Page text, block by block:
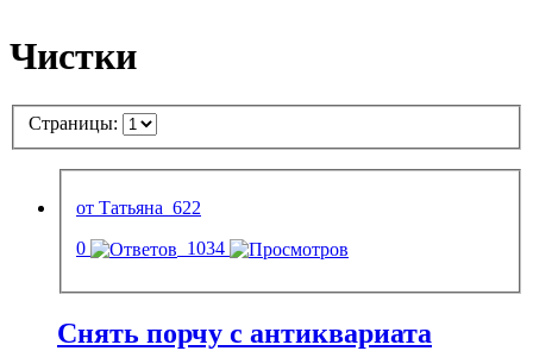
Чистки
Страницы:
от Татьяна_622
0
1034
Снять порчу с антиквариата